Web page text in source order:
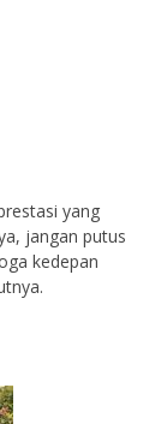
yang
jangan putus
kedepan